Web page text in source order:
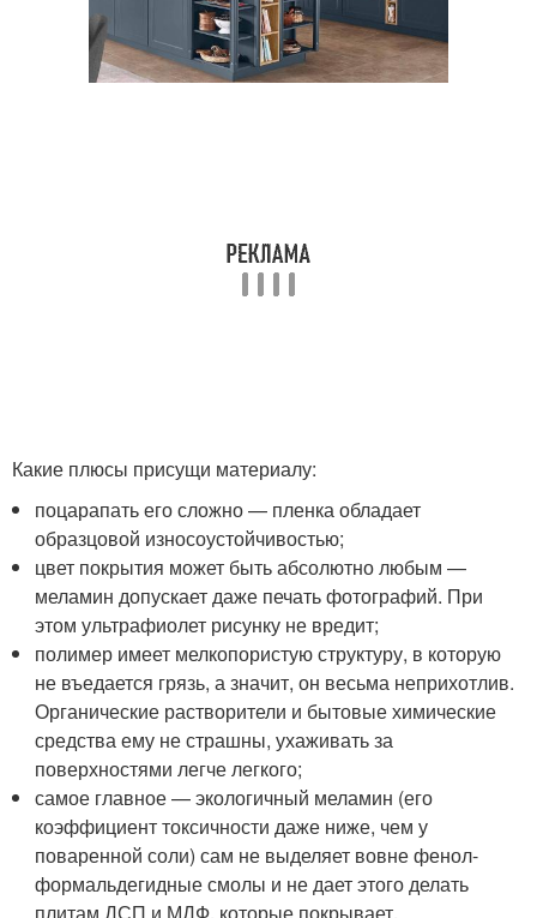
Какие плюсы присущи материалу:
поцарапать его сложно — пленка обладает
образцовой износоустойчивостью;
цвет покрытия может быть абсолютно любым —
меламин допускает даже печать фотографий. При
этом ультрафиолет рисунку не вредит;
полимер имеет мелкопористую структуру, в которую
не въедается грязь, а значит, он весьма неприхотлив.
Органические растворители и бытовые химические
средства ему не страшны, ухаживать за
поверхностями легче легкого;
самое главное — экологичный меламин (его
коэффициент токсичности даже ниже, чем у
поваренной соли) сам не выделяет вовне фенол-
формальдегидные смолы и не дает этого делать